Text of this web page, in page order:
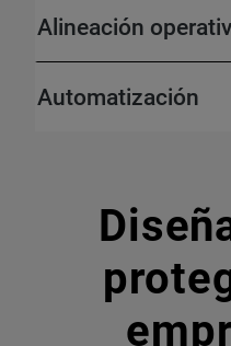
Alineación
Automatización